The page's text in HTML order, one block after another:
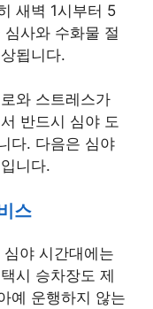
새벽 1시부터 5
사와 수화물 절
됩니다.
와 스트레스가
반드시 심야 도
다. 다음은 심야
니다.
스
야 시간대에는
시 승차장도 제
예 운행하지 않는